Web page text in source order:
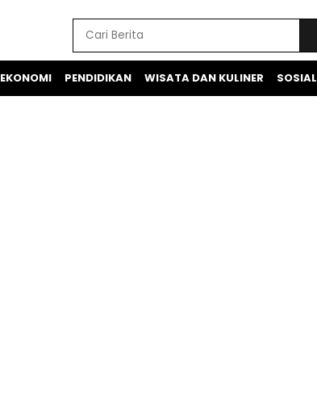
EKONOMI PENDIDIKAN WISATA DAN KULINER SOSIAL